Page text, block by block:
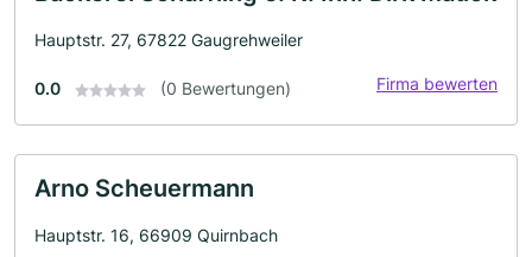
Hauptstr. 27, 67822 Gaugrehweiler
0.0 (0 Bewertungen) Firma bewerten
Arno Scheuermann
Hauptstr. 16, 66909 Quirnbach